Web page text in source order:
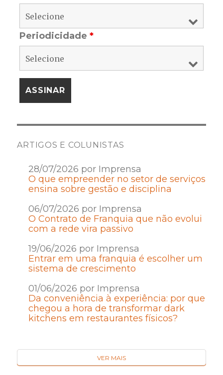
Periodicidade*
ARTIGOS E COLUNISTAS
28/07/2026 por Imprensa
O que empreender no setor de serviços
ensina sobre gestão e disciplina
06/07/2026 por Imprensa
O Contrato de Franquia que não evolui
com a rede vira passivo
19/06/2026 por Imprensa
Entrar em uma franquia é escolher um
sistema de crescimento
01/06/2026 por Imprensa
Da conveniência à experiência: por que
chegou a hora de transformar dark
kitchens em restaurantes físicos?
VER MAIS